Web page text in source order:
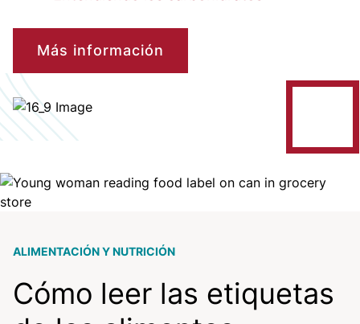
Más información
Image
ALIMENTACIÓN Y NUTRICIÓN
Cómo leer las etiquetas
Image